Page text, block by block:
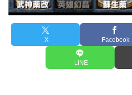
X Facebook
LINE